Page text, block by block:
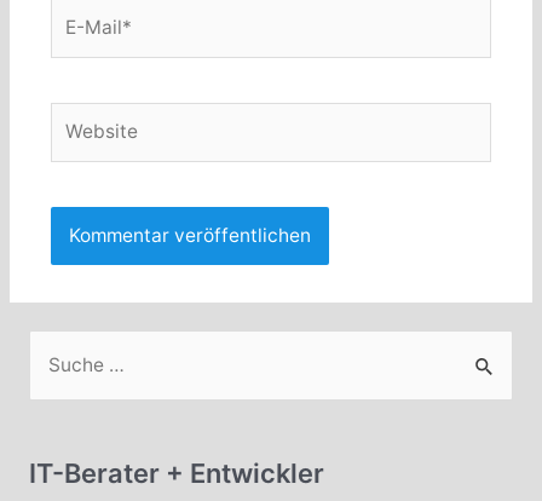
Mail*
h
IT-Berater + Entwickler